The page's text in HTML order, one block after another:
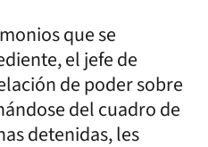
que se
el jefe de
de poder sobre
del cuadro de
detenidas, les